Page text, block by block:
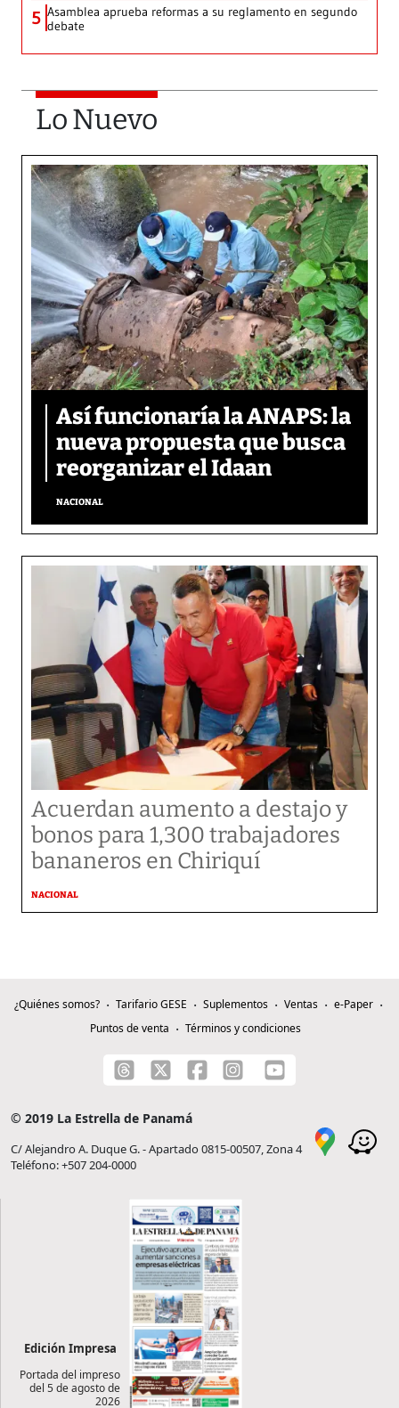
5 Asamblea aprueba reformas a su reglamento en segundo
debate
Lo Nuevo
Así funcionaría la ANAPS: la
nueva propuesta que busca
reorganizar el Idaan
NACIONAL
Acuerdan aumento a destajo y
bonos para 1,300 trabajadores
bananeros en Chiriquí
NACIONAL
¿Quiénes somos? Tarifario GESE Suplementos Ventas
e-Paper
Puntos de venta
Términos y condiciones
© 2019 La Estrella de Panamá
C/ Alejandro A. Duque G. - Apartado 0815-00507, Zona 4
Teléfono: +507 204-0000
Edición Impresa
Portada del impreso
del 5 de agosto de
2026